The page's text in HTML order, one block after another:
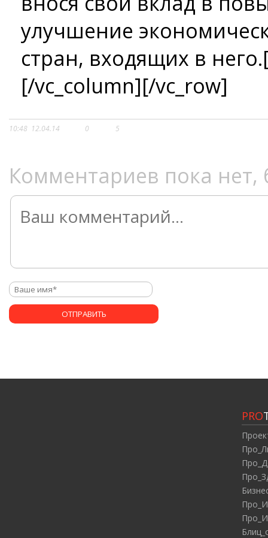
улучшение
стран, входящих в
[/vc_column][/vc_row]
10:48 12.04.14 0 5
Комментариев пока нет,
PRO